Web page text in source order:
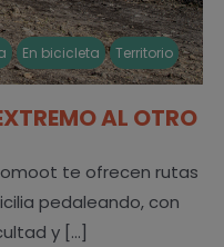
En bicicleta Territorio
AL OTRO
te ofrecen rutas
pedaleando, con
y [...]